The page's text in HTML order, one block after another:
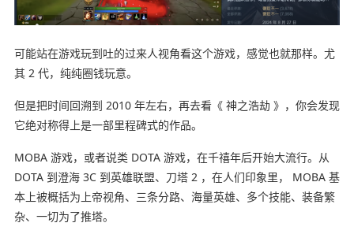
可能站在游戏玩到吐的过来人视角看这个游戏，感觉也就那样。尤
其 2 代，纯纯圈钱玩意。
但是把时间回溯到 2010 年左右，再去看《 神之浩劫 》，你会发现
它绝对称得上是一部里程碑式的作品。
MOBA 游戏，或者说类 DOTA 游戏，在千禧年后开始大流行。从
DOTA 到澄海 3C 到英雄联盟、刀塔 2 ，在人们印象里， MOBA 基
本上被概括为上帝视角、三条分路、海量英雄、多个技能、装备繁
杂、一切为了推塔。